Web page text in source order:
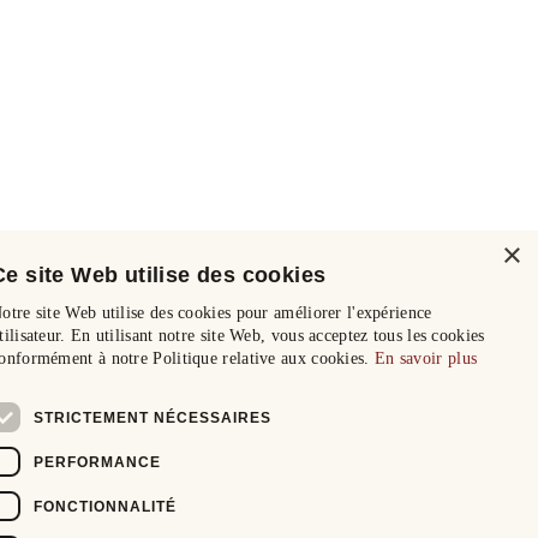
×
site Web utilise des cookies
site Web utilise des cookies pour améliorer l'expérience
En utilisant notre site Web, vous acceptez tous les cookies
à notre Politique relative aux cookies. En savoir plus
STRICTEMENT NÉCESSAIRES
PERFORMANCE
FONCTIONNALITÉ